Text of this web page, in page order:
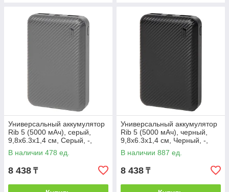
Универсальный аккумулятор
Rib 5 (5000 мАч), серый,
9,8х6.3х1,4 см, Серый, -,
37167 29
В наличии 478 ед.
8 438 ₸
Универсальный аккумулятор
Rib 5 (5000 мАч), черный,
9,8х6.3х1,4 см, Черный, -,
37167 35
В наличии 887 ед.
8 438 ₸